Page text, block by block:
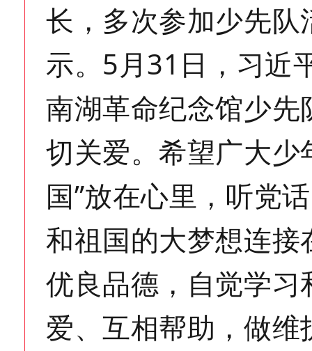
长，多次参加少先
示。5月31日，习近
南湖革命纪念馆少
切关爱。希望广大少
国”放在心里，听党
和祖国的大梦想连
优良品德，自觉学
爱、互相帮助，做